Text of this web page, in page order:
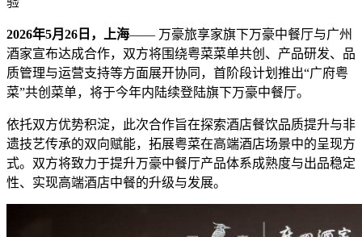
2026年5月 26 日，上海—— 万豪旅享家旗下万豪中餐厅与广州
酒家宣布达成合作，双方将围绕粤菜菜单共创、产品研发、品
质管理与运营支持等方面展开协同，首阶段计划推出“广府粤
菜”共创菜单，将于今年内陆续登陆旗下万豪中餐厅。
依托双方优势积淀，此次合作旨在探索酒店餐饮品质提升与非
遗技艺传承的双向赋能，拓展粤菜在高端酒店场景中的呈现方
式。双方将致力于提升万豪中餐厅产品体系成熟度与出品稳定
性、实现高端酒店中餐的升级与发展。